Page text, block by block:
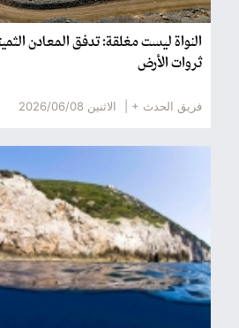
النواة ليست مغلقة: تدفق المعادن
ثروات الأرض
فريق الحدث + | الاثنين 2026/06/08